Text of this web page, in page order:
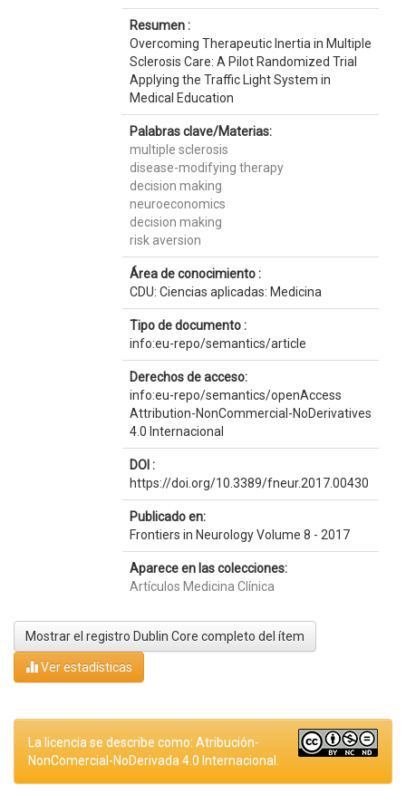
Resumen :
Overcoming Therapeutic Inertia in Multiple
Sclerosis Care: A Pilot Randomized Trial
Applying the Traffic Light System in
Medical Education
Palabras clave/Materias:
multiple sclerosis
disease-modifying therapy
decision making
neuroeconomics
decision making
risk aversion
Área de conocimiento :
CDU: Ciencias aplicadas: Medicina
Tipo de documento :
info:eu-repo/semantics/article
Derechos de acceso:
info:eu-repo/semantics/openAccess
Attribution-NonCommercial-NoDerivatives
4.0 Internacional
DOI :
https://doi.org/10.3389/fneur.2017.00430
Publicado en:
Frontiers in Neurology Volume 8 - 2017
Aparece en las colecciones:
Artículos Medicina Clínica
Mostrar el registro Dublin Core completo del ítem
Ver estadísticas
La licencia se describe como: Atribución-
NonComercial-NoDerivada 4.0 Internacional.